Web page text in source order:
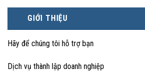
GIỚI THIỆU
Hãy để chúng tôi hỗ trợ bạn
Dịch vụ thành lập doanh nghiệp